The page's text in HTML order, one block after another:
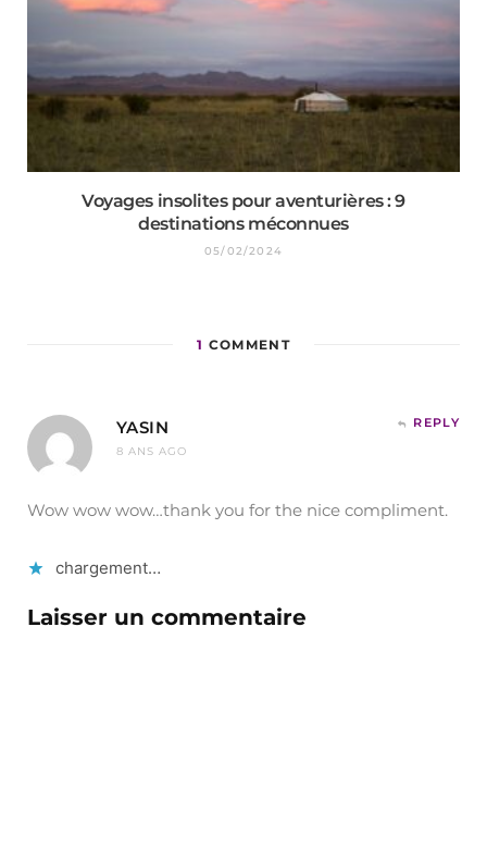
Voyages insolites pour aventurières : 9
destinations méconnues
05/02/2024
1 COMMENT
YASIN
8 ANS AGO
REPLY
Wow wow wow…thank you for the nice compliment.
chargement…
Laisser un commentaire